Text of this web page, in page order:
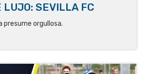
LUJO: SEVILLA FC
presume orgullosa.